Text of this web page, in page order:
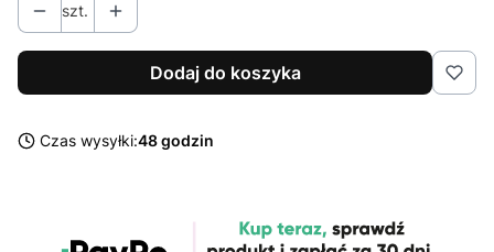
szt.
Dodaj do koszyka
Czas wysyłki:48 godzin